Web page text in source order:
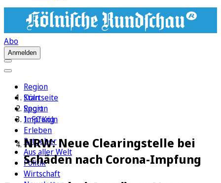
Abo
Anmelden
Region
Köln
Sport
1. FC Köln
Erleben
Ratgeber
Aus aller Welt
Politik
Wirtschaft
Startseite
Region
Impfung
NRW: Neue Clearingstelle bei
Schäden nach Corona-Impfung